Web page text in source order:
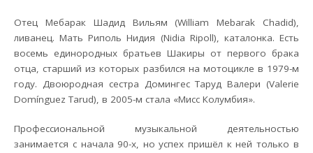
Отец Мебарак Шадид Вильям (William Mebarak Chadid),
ливанец. Мать Риполь Нидия (Nidia Ripoll), каталонка. Есть
восемь единородных братьев Шакиры от первого брака
отца, старший из которых разбился на мотоцикле в 1979-м
году. Двоюродная сестра Домингес Таруд Валери (Valerie
Domínguez Tarud), в 2005-м стала «Мисс Колумбия».
Профессиональной музыкальной деятельностью
занимается с начала 90-х, но успех пришёл к ней только в